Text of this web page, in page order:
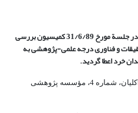
بررسی
و فناوری درجه علمی‌-پژوهشیبه
خرد اعطا گردید.
آدرس : تهــران، خ نوفل لوشاتو، خ آراکلیان، شماره 4،‌ مؤسسه پژوهشی